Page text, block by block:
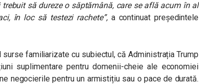
să dureze o săptămână, care se află acum în al
în loc să testezi rachete”,a continuat președintele
surse familiarizate cu subiectul, că Administrația Trump
suplimentare pentru domenii-cheie ale economiei
negocierile pentru un armistițiu sau o pace de durată.